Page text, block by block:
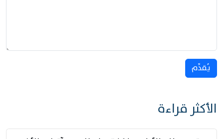
يُقدِّم
الأكثر قراءة